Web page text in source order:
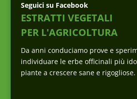
Seguici su Facebook
ESTRATTI VEGETALI
PER L'AGRICOLTURA
Da anni conduciamo prove e
individuare le erbe officinali più
piante a crescere sane e rigogliose.